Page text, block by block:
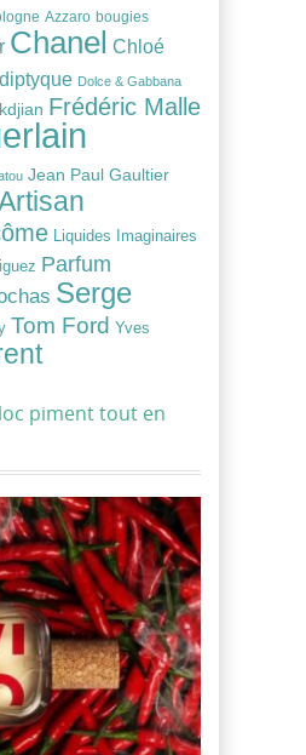
Azzaro bougies
Chanel Chloé
diptyque Dolce & Gabbana
Frédéric Malle
Jean Paul Gaultier
Liquides Imaginaires
Parfum
Serge
Tom Ford Yves
piment tout en